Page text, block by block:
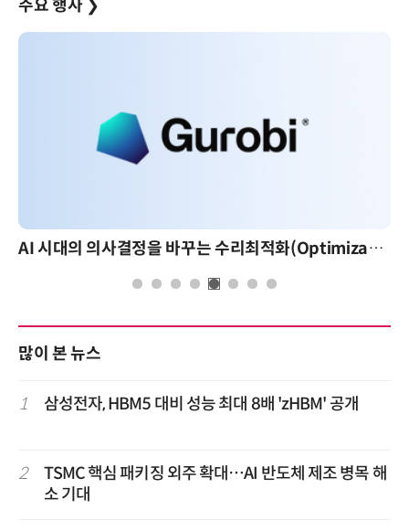
주요 행사 ❯
AI 시대의 의사결정을 바꾸는 수리최적화(Optimization): 실제 산업 적용 사례와 활용 전략
많이 본 뉴스
1 삼성전자, HBM5 대비 성능 최대 8배 'zHBM' 공개
2
TSMC 핵심 패키징 외주 확대…AI 반도체 제조 병목 해
소 기대